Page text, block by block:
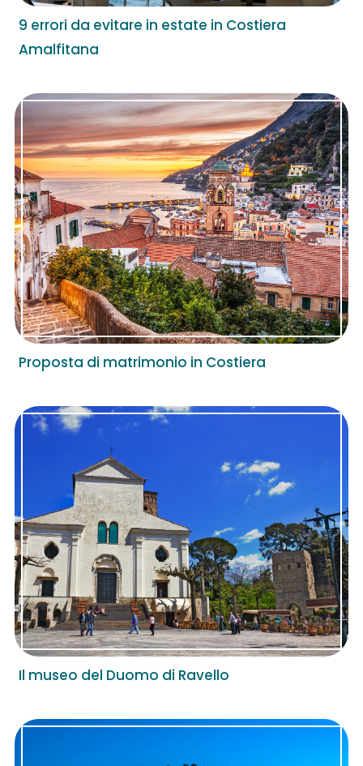
9 errori da evitare in estate in Costiera
Amalfitana
Proposta di matrimonio in Costiera
Il museo del Duomo di Ravello